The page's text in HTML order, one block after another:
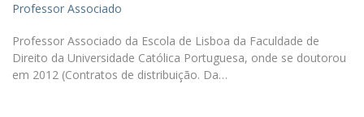
Professor Associado
Professor Associado da Escola de Lisboa da Faculdade de
Direito da Universidade Católica Portuguesa, onde se doutorou
em 2012 (Contratos de distribuição. Da…